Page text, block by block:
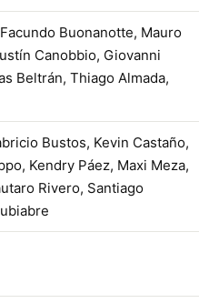
Buonanotte, Mauro
Canobbio, Giovanni
Beltrán, Thiago Almada,
Bustos, Kevin Castaño,
Kendry Páez, Maxi Meza,
Rivero, Santiago